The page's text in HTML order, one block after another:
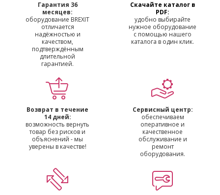
Гарантия 36
месяцев:
оборудование BREXIT
отличается
надёжностью и
качеством,
подтверждённым
длительной
гарантией.
Скачайте каталог в
PDF:
удобно выбирайте
нужное оборудование
с помощью нашего
каталога в один клик.
Возврат в течение
14 дней:
возможность вернуть
товар без рисков и
объяснений - мы
уверены в качестве!
Сервисный центр:
обеспечиваем
оперативное и
качественное
обслуживание и
ремонт
оборудования.